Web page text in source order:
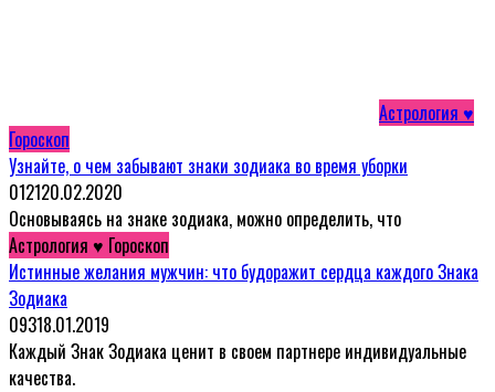
Астрология ♥
Гороскоп
Узнайте, о чем забывают знаки зодиака во время уборки
012120.02.2020
Основываясь на знаке зодиака, можно определить, что
Астрология ♥ Гороскоп
Истинные желания мужчин: что будоражит сердца каждого Знака
Зодиака
09318.01.2019
Каждый Знак Зодиака ценит в своем партнере индивидуальные
качества.